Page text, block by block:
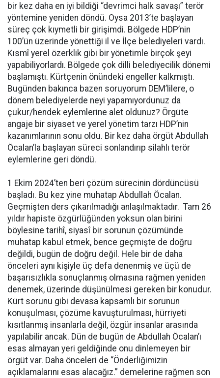
bir kez daha en iyi bildiği “devrimci halk savaşı” terör
yöntemine yeniden döndü. Oysa 2013’te başlayan
süreç çok kıymetli bir girişimdi. Bölgede HDP’nin
100’ün üzerinde yönettiği il ve İlçe belediyeleri vardı.
Kısmî yerel özerklik gibi bir yönetimle birçok şeyi
yapabiliyorlardı. Bölgede çok dilli belediyecilik dönemi
başlamıştı. Kürtçenin önündeki engeller kalkmıştı.
Bugünden bakınca bazen soruyorum DEM’lilere, o
dönem belediyelerde neyi yapamıyordunuz da
çukur/hendek eylemlerine alet oldunuz? Örgüte
angaje bir siyaset ve yerel yönetim tarzı HDP’nin
kazanımlarının sonu oldu. Bir kez daha örgüt Abdullah
Öcalan’la başlayan süreci sonlandırıp silahlı terör
eylemlerine geri döndü.
1 Ekim 2024’ten beri çözüm sürecinin dördüncüsü
başladı. Bu kez yine muhatap Abdullah Öcalan.
Geçmişten ders çıkarılmadığı anlaşılmaktadır. Tam 26
yıldır hapiste özgürlüğünden yoksun olan birini
böylesine tarihî, siyasî bir sorunun çözümünde
muhatap kabul etmek, bence geçmişte de doğru
değildi, bugün de doğru değil. Hele bir de daha
önceleri aynı kişiyle üç defa denenmiş ve üçü de
başarısızlıkla sonuçlanmış olmasına rağmen yeniden
denemek, üzerinde düşünülmesi gereken bir konudur.
Kürt sorunu gibi devasa kapsamlı bir sorunun
konuşulması, çözüme kavuşturulması, hürriyeti
kısıtlanmış insanlarla değil, özgür insanlar arasında
yapılabilir ancak. Dün de bugün de Abdullah Öcalan’ı
esas almayan yeri geldiğinde onu dinlemeyen bir
örgüt var. Daha önceleri de “Önderliğimizin
açıklamalarını esas alacağız.” demelerine rağmen son